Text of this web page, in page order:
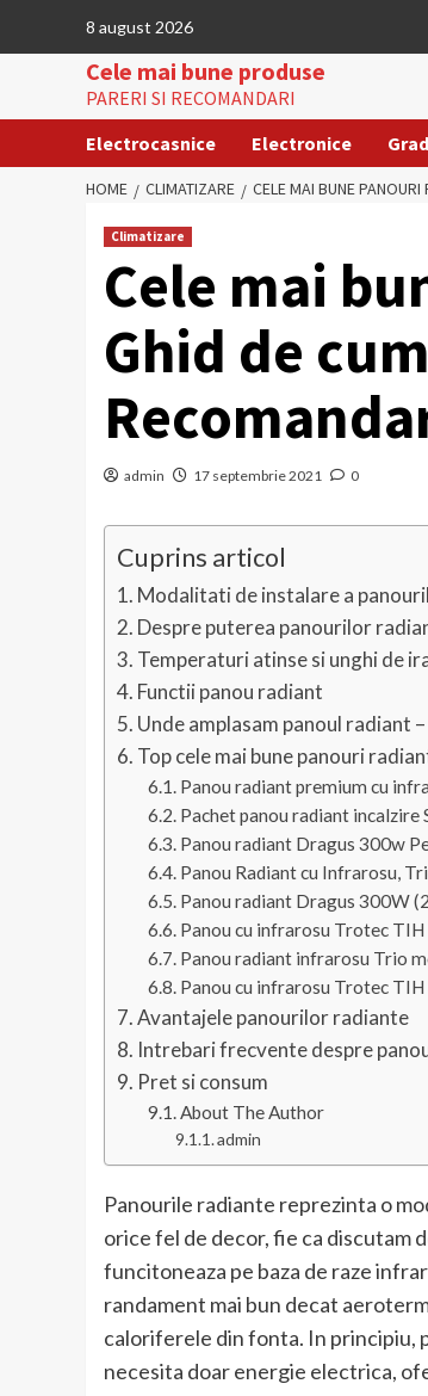
8 august 2026
Cele mai bune produse
PARERI SI RECOMANDARI
Electrocasnice
Electronice
HOME CLIMATIZARE CELE MAI BUNE
Climatizare
Cele mai
Ghid de
admin 17 septembrie 2021 0
Cuprins articol
Modalitati de instalare a
Despre puterea panourilor
Temperaturi atinse si unghi de
Functii panou radiant
Unde amplasam panoul radiant
Top cele mai bune panouri
Panou radiant premium cu
Pachet panou radiant
Panou radiant Dragus 300w
Panou Radiant cu Infrarosu,
Panou radiant Dragus 300W
Panou cu infrarosu Trotec TIH
Panou radiant infrarosu Trio
Panou cu infrarosu Trotec TIH
Avantajele panourilor radiante
Intrebari frecvente despre
Pret si consum
About The Author
admin
Panourile radiante reprezinta o
orice fel de decor, fie ca discutam
funcitoneaza pe baza de raze
randament mai bun decat
caloriferele din fonta. In principiu,
necesita doar energie electrica,